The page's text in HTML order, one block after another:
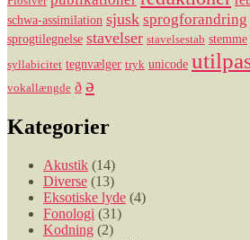
schwa-assimilation sjusk sprogforandring
sprogtilegnelse stavelser stavelsestab stemme
syllabicitet tegnvælger tryk unicode
vokallængde ð ə
Kategorier
Akustik (14)
Diverse (13)
Eksotiske lyde (4)
Fonologi (31)
Kodning (2)